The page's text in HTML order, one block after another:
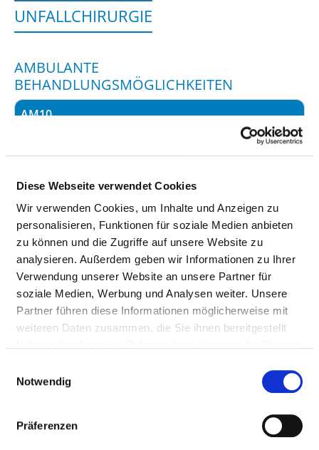
Diese Webseite verwendet Cookies
Wir verwenden Cookies, um Inhalte und Anzeigen zu
personalisieren, Funktionen für soziale Medien anbieten
zu können und die Zugriffe auf unsere Website zu
analysieren. Außerdem geben wir Informationen zu Ihrer
Verwendung unserer Website an unsere Partner für
soziale Medien, Werbung und Analysen weiter. Unsere
Partner führen diese Informationen möglicherweise mit
weiteren Daten zusammen, die Sie ihnen bereitgestellt
Notwendig
Präferenzen
UNFALLCHIRURGIE
AMBULANTE
BEHANDLUNGSMÖGLICHKEITEN
AM10
ärztin:
Versorgungszentrum nach
Kommentar:
Angebotene
Leistung:
AM11
Ambulanzarzt/-
ärztin:
Vor- und nachstationäre
Leistungen nach § 115a